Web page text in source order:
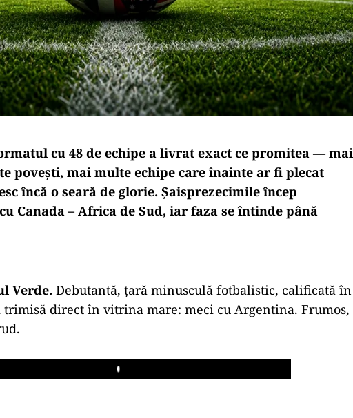
cu 48 de echipe a livrat exact ce promitea — mai
povești, mai multe echipe care înainte ar fi plecat
încă o seară de glorie. Șaisprezecimile încep
Canada – Africa de Sud, iar faza se întinde până
Verde. Debutantă, țară minusculă fotbalistic, calificată în
direct în vitrina mare: meci cu Argentina. Frumos,
Play